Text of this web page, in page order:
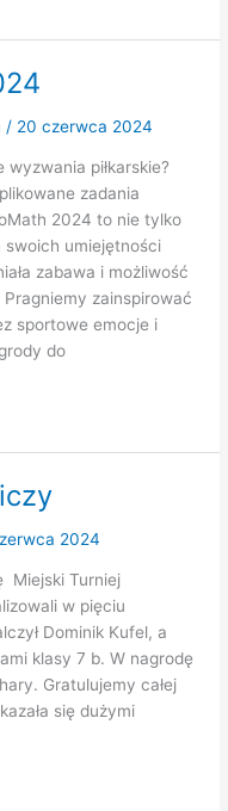
/ 20 czerwca 2024
piłkarskie?
zadania
2024 to nie tylko
umiejętności
zabawa i możliwość
zainspirować
sportowe emocje i
do
2024
Miejski Turniej
w pięciu
Dominik Kufel, a
klasy 7 b. W nagrodę
Gratulujemy całej
się dużymi